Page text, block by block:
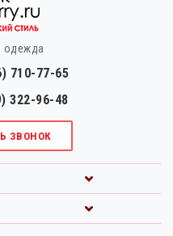
одежда
710-77-65
322-96-48
ЗВОНОК